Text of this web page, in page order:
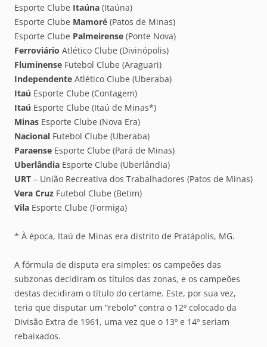
Esporte Clube Itaúna (Itaúna)
Esporte Clube Mamoré (Patos de Minas)
Esporte Clube Palmeirense (Ponte Nova)
Ferroviário Atlético Clube (Divinópolis)
Fluminense Futebol Clube (Araguari)
Independente Atlético Clube (Uberaba)
Itaú Esporte Clube (Contagem)
Itaú Esporte Clube (Itaú de Minas*)
Minas Esporte Clube (Nova Era)
Nacional Futebol Clube (Uberaba)
Paraense Esporte Clube (Pará de Minas)
Uberlândia Esporte Clube (Uberlândia)
URT – União Recreativa dos Trabalhadores (Patos de Minas)
Vera Cruz Futebol Clube (Betim)
Vila Esporte Clube (Formiga)
* À época, Itaú de Minas era distrito de Pratápolis, MG.
A fórmula de disputa era simples: os campeões das
subzonas decidiram os títulos das zonas, e os campeões
destas decidiram o título do certame. Este, por sua vez,
teria que disputar um “rebolo” contra o 12º colocado da
Divisão Extra de 1961, uma vez que o 13º e 14º seriam
rebaixados.